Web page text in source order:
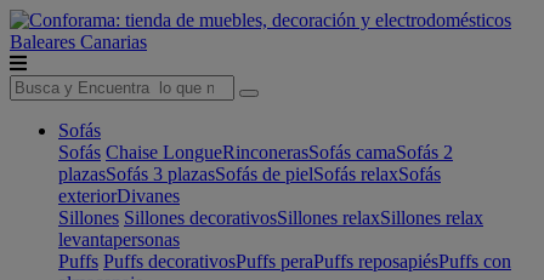
Baleares Canarias
Sofás
Sofás Chaise LongueRinconerasSofás camaSofás 2
plazasSofás 3 plazasSofás de pielSofás relaxSofás
exteriorDivanes
Sillones Sillones decorativosSillones relaxSillones relax
levantapersonas
Puffs Puffs decorativosPuffs peraPuffs reposapiésPuffs con